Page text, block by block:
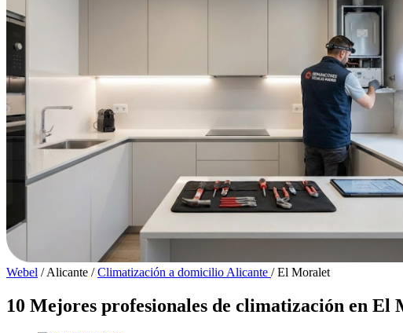
Webel / Alicante / Climatización a domicilio Alicante / El Moralet
10 Mejores profesionales de climatización en El